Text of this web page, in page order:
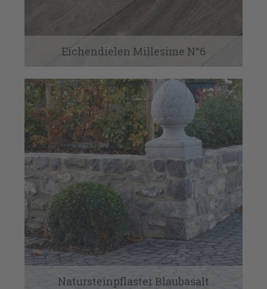
Eichendielen Millesime N°6
Natursteinpflaster Blaubasalt